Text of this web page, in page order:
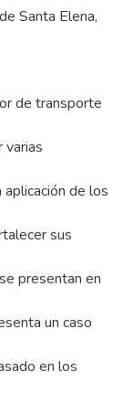
Santa Elena,
de transporte
varias
de los
sus
presentan en
un caso
en los